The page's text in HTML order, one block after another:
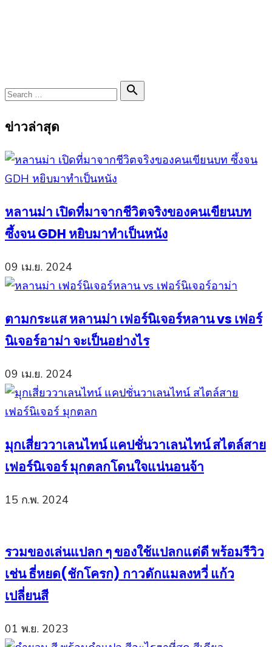
Search

Search
ข่าวล่าสุด
หลานม่า เปิดที่มาจากชีวิตจริงของคนเขียนบท
ซึ้งจน GDH หยิบมาทำเป็นหนัง
09 เม.ย. 2024
ตามกระแส หลานม่า เฟอร์นิเจอร์หลาน vs เฟอร์
นิเจอร์อาม่า จะเป็นอย่างไร
09 เม.ย. 2024
มุกเสี่ยววาเลนไทน์ แคปชั่นวาเลนไทน์ สไตล์สาย
เฟอร์นิเจอร์ มุกตลกโดนใจแน่นอนจ้า
15 ก.พ. 2024
รวมของเล่นแปลก ๆ ของใช้แปลกแต่ดี พร้อมรีวิว
เช่น ธี่หยด(ชักโครก) กาวดักแมลงหวี่ แก้ว
เปลี่ยนสี
01 พ.ย. 2023